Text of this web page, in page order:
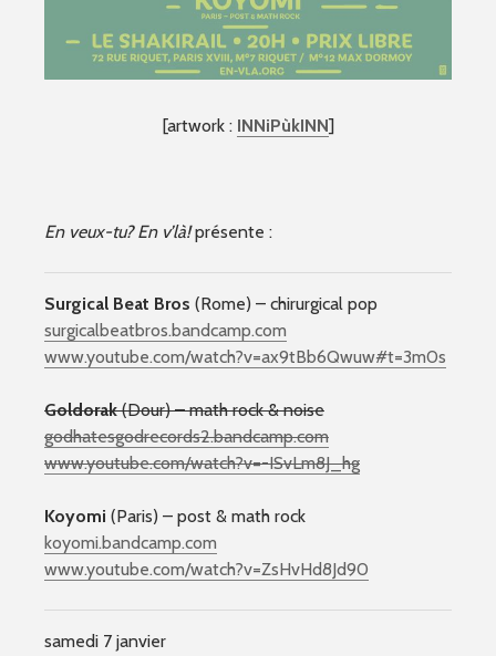
[artwork : INNiPùkINN]
En veux-tu? En v’là!présente :
Surgical Beat Bros (Rome) – chirurgical pop
surgicalbeatbros.bandcamp.com
www.youtube.com/watch?v=ax9tBb6Qwuw#t=3m0s
Goldorak(Dour) – math rock & noise
godhatesgodrecords2.bandcamp.com
www.youtube.com/watch?v=-ISvLm8J_hg
Koyomi (Paris) – post & math rock
koyomi.bandcamp.com
www.youtube.com/watch?v=ZsHvHd8Jd90
samedi 7 janvier